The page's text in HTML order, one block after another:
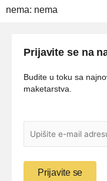
nema: nema
Prijavite se na
Budite u toku sa
maketarstva.